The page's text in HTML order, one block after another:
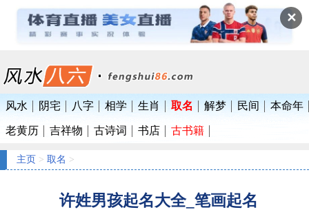
✕
风水 阴宅 八字 相学 生肖 取名 解梦 民间 本命年
老黄历 吉祥物 古诗词 书店 古书籍
主页 > 取名 >
许姓男孩起名大全_笔画起名